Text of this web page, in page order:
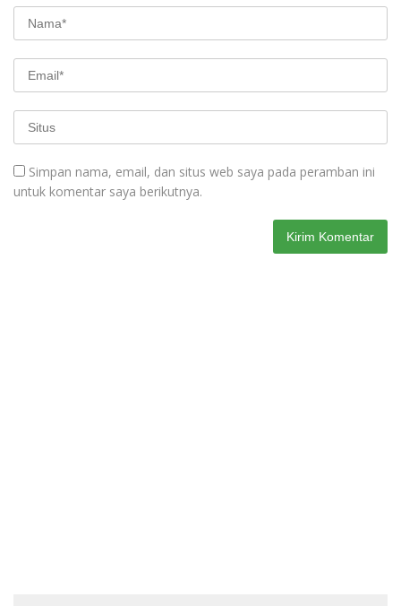
Simpan nama, email, dan situs web saya pada peramban ini
untuk komentar saya berikutnya.